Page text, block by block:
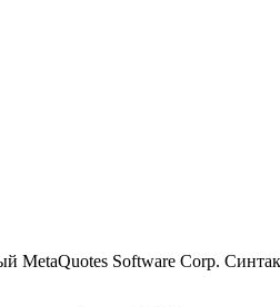
MetaQuotes Software Corp.